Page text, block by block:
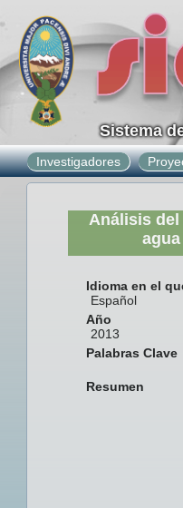
Sistema
Investigadores
Análisis
Idioma en el
Español
Año
2013
Palabras Clave
Resumen